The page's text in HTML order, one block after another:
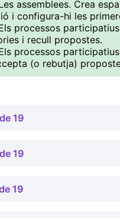
assemblees. Crea
i configura-hi les
processos
i recull propostes.
processos
(o rebutja)
19
19
19